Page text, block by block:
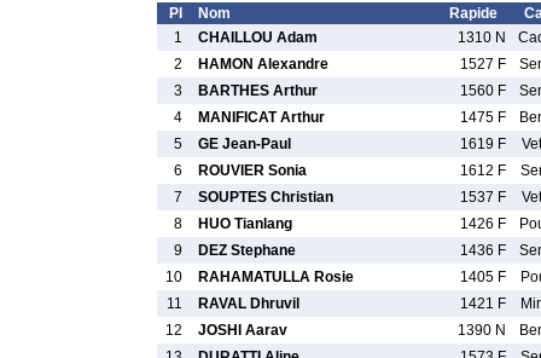
Pl Nom Rapide
1
CHAILLOU Adam 1310 N
2
HAMON Alexandre 1527 F
3
BARTHES Arthur 1560 F
4
MANIFICAT Arthur 1475 F
5
GE Jean-Paul 1619 F
6
ROUVIER Sonia 1612 F
7
SOUPTES Christian 1537 F
8
HUO Tianlang 1426 F
9
DEZ Stephane 1436 F
10
RAHAMATULLA Rosie 1405 F
11
RAVAL Dhruvil 1421 F
12
JOSHI Aarav 1390 N